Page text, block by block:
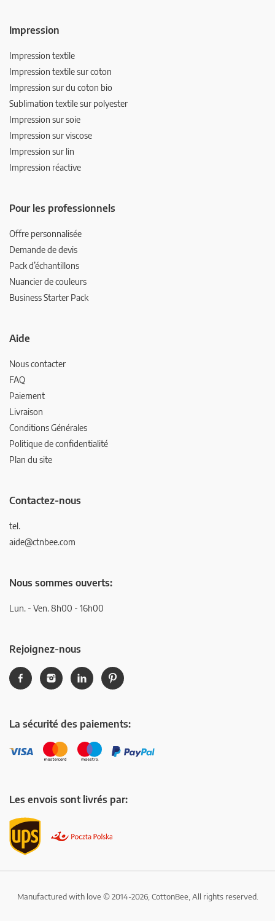
Impression
Impression textile
Impression textile sur coton
Impression sur du coton bio
Sublimation textile sur polyester
Impression sur soie
Impression sur viscose
Impression sur lin
Impression réactive
Pour les professionnels
Offre personnalisée
Demande de devis
Pack d’échantillons
Nuancier de couleurs
Business Starter Pack
Aide
Nous contacter
FAQ
Paiement
Livraison
Conditions Générales
Politique de confidentialité
Plan du site
Contactez-nous
tel.
aide@ctnbee.com
Nous sommes ouverts:
Lun. - Ven. 8h00 - 16h00
Rejoignez-nous
La sécurité des paiements:
Les envois sont livrés par:
Manufactured with love © 2014-2026, CottonBee, All rights reserved.